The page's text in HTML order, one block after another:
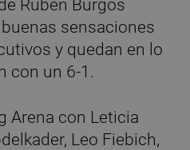
Rubén Burgos
sensaciones
y quedan en lo
con un 6-1.
Arena con Leticia
Leo Fiebich,